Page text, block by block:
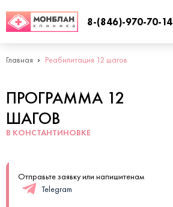
8-(846)-970-70-14
Главная Реабилитация 12 шагов
ПРОГРАММА 12
ШАГОВ
В КОНСТАНТИНОВКЕ
Отправьте заявку или напишитенам
Telegram